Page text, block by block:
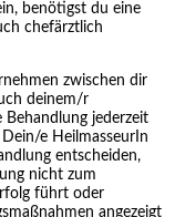
benötigst du eine
chefärztlich
zwischen dir
deinem/r
Behandlung jederzeit
e HeilmasseurIn
entscheiden,
nicht zum
führt oder
angezeigt